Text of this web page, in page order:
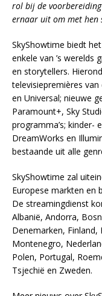
rol bij de
ernaar uit om met hen
SkyShowtime biedt
enkele van ’s werelds
en storytellers.
televisiepremières
en Universal; nieuwe
Paramount+, Sky
programma’s; kinder-
DreamWorks en
bestaande uit alle
SkyShowtime zal
Europese markten en
De streamingdienst
Albanië, Andorra,
Denemarken,
Montenegro,
Polen, Portugal,
Tsjechië en Zweden.